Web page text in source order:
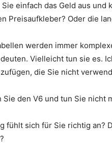
einfach das Geld aus
Preisaufkleber? Oder die
werden immer
Vielleicht tun sie es.
die Sie nicht
Sie den V6 und tun Sie nicht
fühlt sich für Sie richtig an?